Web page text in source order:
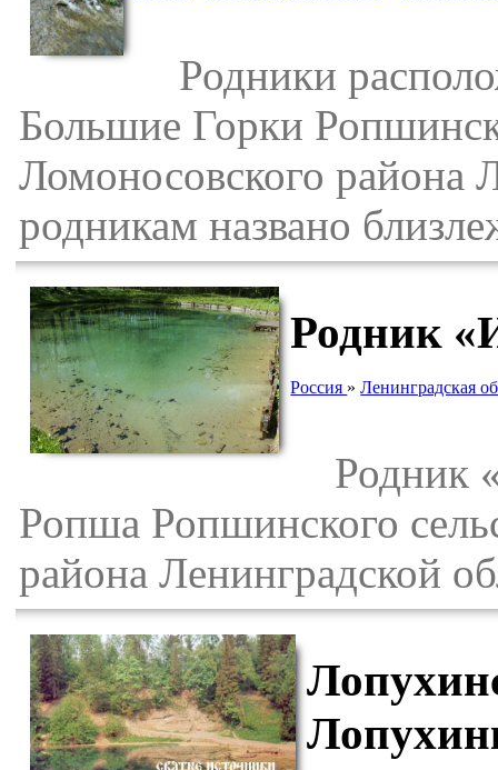
Родники
Большие Горки
Ломоносовского района
родникам названо
Родник
Россия »Ленинградская
Родник
Ропша Ропшинского
района Ленинградской